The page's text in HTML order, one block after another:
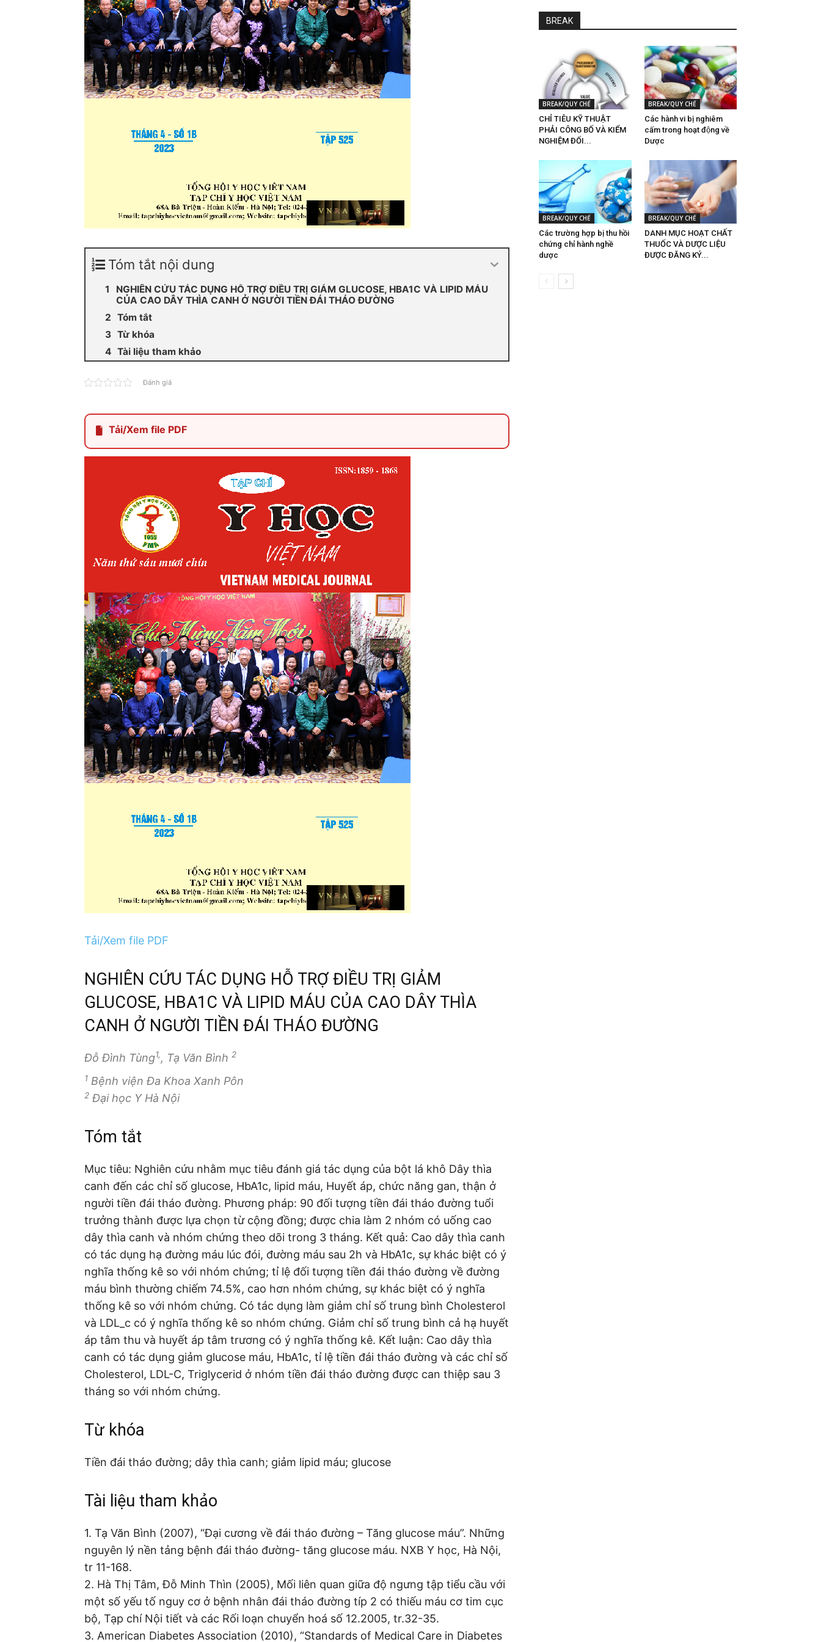
Tóm tắt nội dung
NGHIÊN CỨU TÁC DỤNG HỖ TRỢ ĐIỀU TRỊ GIẢM GLUCOSE, HBA1C VÀ LIPID MÁU
CỦA CAO DÂY THÌA CANH Ở NGƯỜI TIỀN ĐÁI THÁO ĐƯỜNG
Tóm tắt
Từ khóa
Tài liệu tham khảo
Đánh giá
Tải/Xem file PDF
Tải/Xem file PDF
NGHIÊN CỨU TÁC DỤNG HỖ TRỢ ĐIỀU TRỊ GIẢM
GLUCOSE, HBA1C VÀ LIPID MÁU CỦA CAO DÂY THÌA
CANH Ở NGƯỜI TIỀN ĐÁI THÁO ĐƯỜNG
Đỗ Đình Tùng1,, Tạ Văn Bình 2
1 Bệnh viện Đa Khoa Xanh Pôn
2 Đại học Y Hà Nội
Tóm tắt
Mục tiêu: Nghiên cứu nhằm mục tiêu đánh giá tác dụng của bột lá khô Dây thìa
canh đến các chỉ số glucose, HbA1c, lipid máu, Huyết áp, chức năng gan, thận ở
người tiền đái tháo đường. Phương pháp: 90 đối tượng tiền đái tháo đường tuổi
trưởng thành được lựa chọn từ cộng đồng; được chia làm 2 nhóm có uống cao
dây thìa canh và nhóm chứng theo dõi trong 3 tháng. Kết quả: Cao dây thìa canh
có tác dụng hạ đường máu lúc đói, đường máu sau 2h và HbA1c, sự khác biệt có ý
nghĩa thống kê so với nhóm chứng; tỉ lệ đối tượng tiền đái tháo đường về đường
máu bình thường chiếm 74.5%, cao hơn nhóm chứng, sự khác biệt có ý nghĩa
thống kê so với nhóm chứng. Có tác dụng làm giảm chỉ số trung bình Cholesterol
và LDL_c có ý nghĩa thống kê so nhóm chứng. Giảm chỉ số trung bình cả hạ huyết
áp tâm thu và huyết áp tâm trương có ý nghĩa thống kê. Kết luận: Cao dây thìa
canh có tác dụng giảm glucose máu, HbA1c, tỉ lệ tiền đái tháo đường và các chỉ số
Cholesterol, LDL-C, Triglycerid ở nhóm tiền đái tháo đường được can thiệp sau 3
tháng so với nhóm chứng.
Từ khóa
Tiền đái tháo đường; dây thìa canh; giảm lipid máu; glucose
Tài liệu tham khảo
1. Tạ Văn Bình (2007), “Đại cương về đái tháo đường – Tăng glucose máu”. Những
nguyên lý nền tảng bệnh đái tháo đường- tăng glucose máu. NXB Y học, Hà Nội,
tr 11-168.
2. Hà Thị Tâm, Đỗ Minh Thìn (2005), Mối liên quan giữa độ ngưng tập tiểu cầu với
một số yếu tố nguy cơ ở bệnh nhân đái tháo đường típ 2 có thiếu máu cơ tim cục
bộ, Tạp chí Nội tiết và các Rối loạn chuyển hoá số 12.2005, tr.32-35.
3. American Diabetes Association (2010), “Standards of Medical Care in Diabetes
BREAK
BREAK/QUY CHẾ
CHỈ TIÊU KỸ THUẬT
PHẢI CÔNG BỐ VÀ KIỂM
NGHIỆM ĐỐI...
BREAK/QUY CHẾ
Các hành vi bị nghiêm
cấm trong hoạt động về
Dược
BREAK/QUY CHẾ
Các trường hợp bị thu hồi
chứng chỉ hành nghề
dược
BREAK/QUY CHẾ
DANH MỤC HOẠT CHẤT
THUỐC VÀ DƯỢC LIỆU
ĐƯỢC ĐĂNG KÝ...